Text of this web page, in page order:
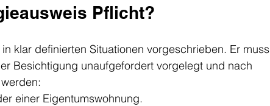
Pflicht?
klar definierten Situationen vorgeschrieben. Er muss
Besichtigung unaufgefordert vorgelegt und nach
einer Eigentumswohnung.